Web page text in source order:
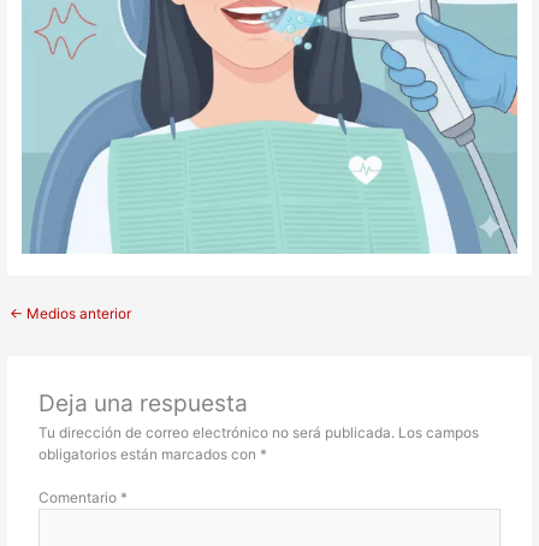
← Medios anterior
Deja una respuesta
Tu dirección de correo electrónico no será publicada. Los campos
obligatorios están marcados con *
Comentario *